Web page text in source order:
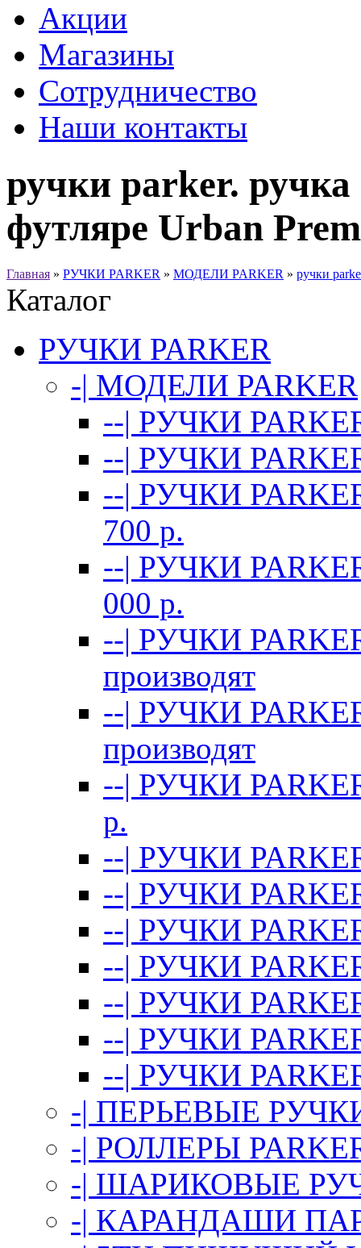
Акции
Магазины
Сотрудничество
Наши контакты
ручки parker. ручка
футляре Urban
Главная » РУЧКИ PARKER » МОДЕЛИ PARKER » ручки
Каталог
РУЧКИ PARKER
-| МОДЕЛИ PARKER
--| РУЧКИ
--| РУЧКИ
--| РУЧКИ
700 p.
--| РУЧКИ
000 p.
--| РУЧКИ
производят
--| РУЧКИ
производят
--| РУЧКИ
p.
--| РУЧКИ
--| РУЧКИ
--| РУЧКИ
--| РУЧКИ
--| РУЧКИ
--| РУЧКИ
--| РУЧКИ
-| ПЕРЬЕВЫЕ
-| РОЛЛЕРЫ
-| ШАРИКОВЫЕ
-| КАРАНДАШИ